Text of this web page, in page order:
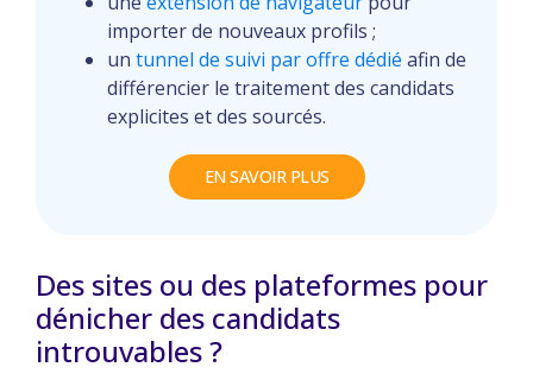
importer de nouveaux profils ;
un tunnel de suivi par offre dédié afin de
différencier le traitement des candidats
explicites et des sourcés.
EN SAVOIR PLUS
Des sites ou des plateformes pour
dénicher des candidats
introuvables ?